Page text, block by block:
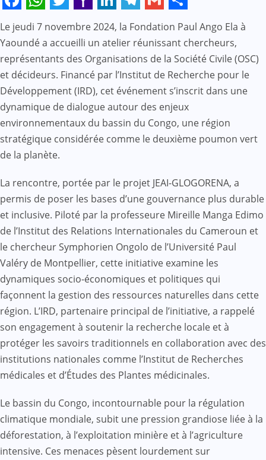
Facebook
WhatsApp
Twitter
Yahoo
Mail
LinkedIn
Telegram
Gmail
Share
Le jeudi 7 novembre 2024, la Fondation Paul Ango Ela à
Yaoundé a accueilli un atelier réunissant chercheurs,
représentants des Organisations de la Société Civile (OSC)
et décideurs. Financé par l’Institut de Recherche pour le
Développement (IRD), cet événement s’inscrit dans une
dynamique de dialogue autour des enjeux
environnementaux du bassin du Congo, une région
stratégique considérée comme le deuxième poumon vert
de la planète.
La rencontre, portée par le projet JEAI-GLOGORENA, a
permis de poser les bases d’une gouvernance plus durable
et inclusive. Piloté par la professeure Mireille Manga Edimo
de l’Institut des Relations Internationales du Cameroun et
le chercheur Symphorien Ongolo de l’Université Paul
Valéry de Montpellier, cette initiative examine les
dynamiques socio-économiques et politiques qui
façonnent la gestion des ressources naturelles dans cette
région. L’IRD, partenaire principal de l’initiative, a rappelé
son engagement à soutenir la recherche locale et à
protéger les savoirs traditionnels en collaboration avec des
institutions nationales comme l’Institut de Recherches
médicales et d’Études des Plantes médicinales.
Le bassin du Congo, incontournable pour la régulation
climatique mondiale, subit une pression grandiose liée à la
déforestation, à l’exploitation minière et à l’agriculture
intensive. Ces menaces pèsent lourdement sur